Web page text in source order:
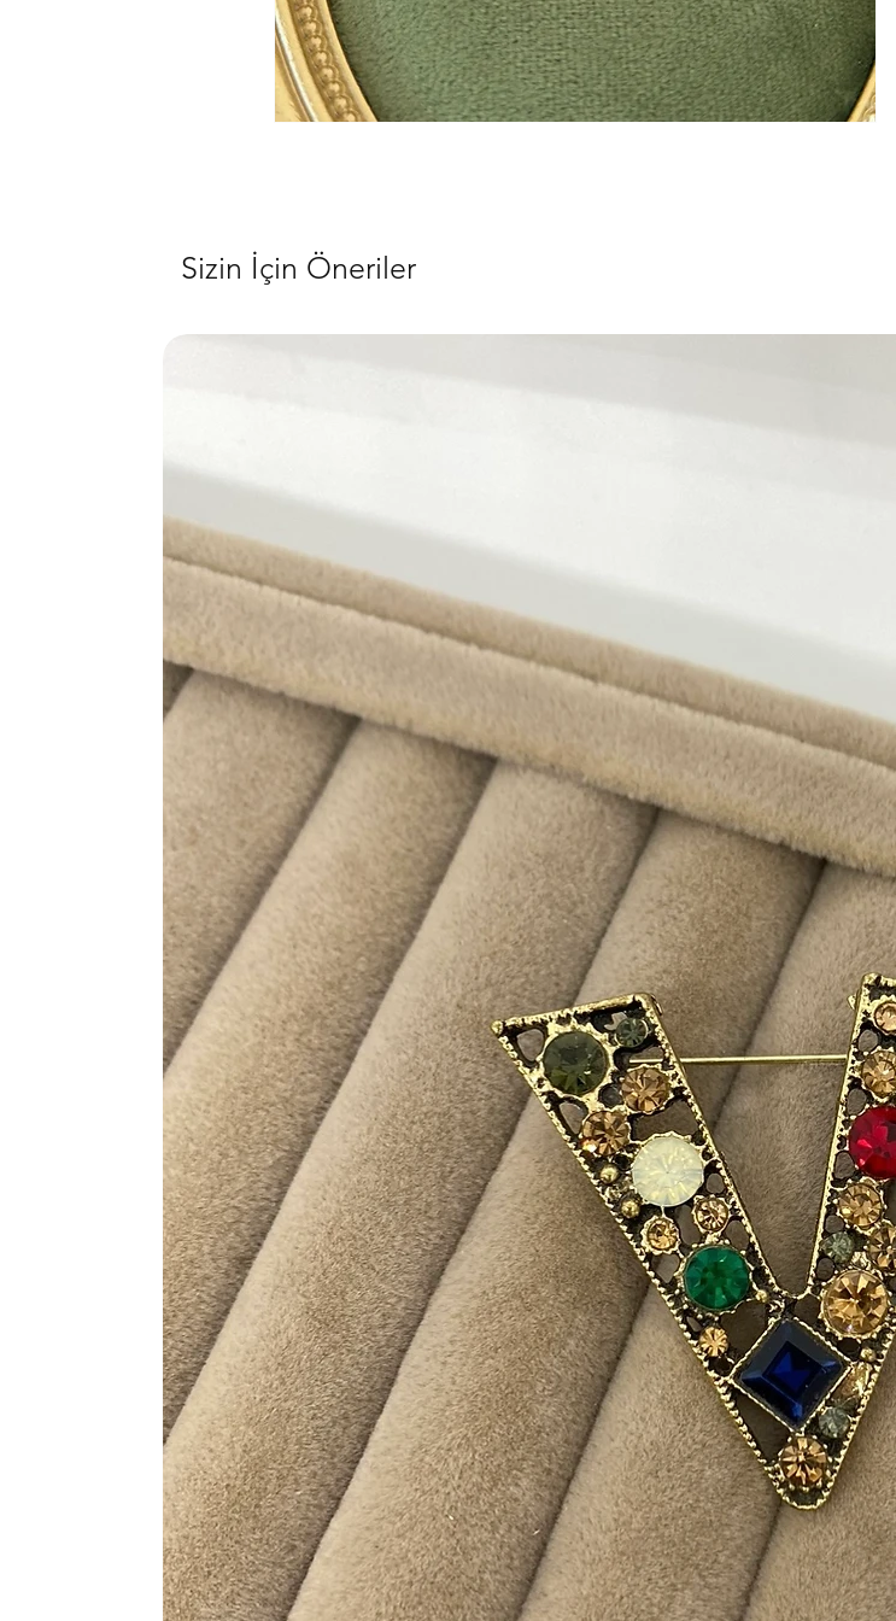
Sizin İçin Öneriler